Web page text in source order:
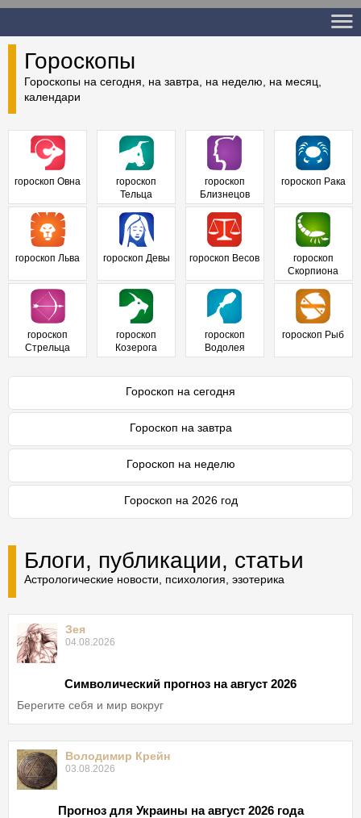
Гороскопы
Гороскопы на сегодня, на завтра, на неделю, на месяц,
календари
гороскоп Овна
гороскоп
Тельца
гороскоп
Близнецов
гороскоп Рака
гороскоп Льва гороскоп Девы гороскоп Весов
гороскоп
Скорпиона
гороскоп
Стрельца
гороскоп
Козерога
гороскоп
Водолея
гороскоп Рыб
Гороскоп на сегодня
Гороскоп на завтра
Гороскоп на неделю
Гороскоп на 2026 год
Блоги, публикации, статьи
Астрологические новости, психология, эзотерика
Зея
04.08.2026
Символический прогноз на август 2026
Берегите себя и мир вокруг
Володимир Крейн
03.08.2026
Прогноз для Украины на август 2026 года